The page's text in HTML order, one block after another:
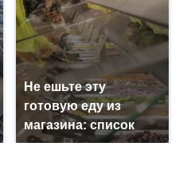
Не ешьте эту
готовую еду из
магазина: список